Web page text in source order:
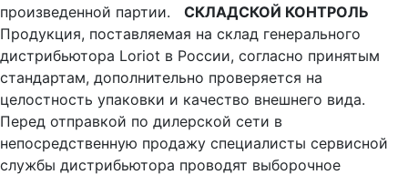
произведенной партии. СКЛАДСКОЙ КОНТРОЛЬ
Продукция, поставляемая на склад генерального
дистрибьютора Loriot в России, согласно принятым
стандартам, дополнительно проверяется на
целостность упаковки и качество внешнего вида.
Перед отправкой по дилерской сети в
непосредственную продажу специалисты сервисной
службы дистрибьютора проводят выборочное